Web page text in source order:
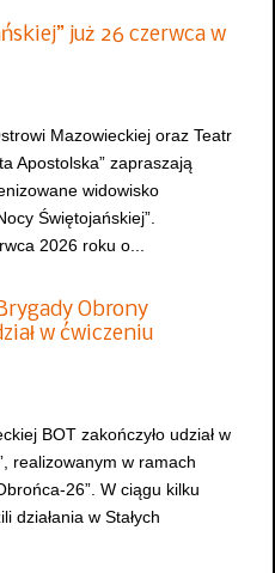
już 26 czerwca w
Mazowieckiej oraz Teatr
Apostolska” zapraszają
widowisko
Świętojańskiej”.
2026 roku o...
Obrony
w ćwiczeniu
BOT zakończyło udział w
realizowanym w ramach
26”. W ciągu kilku
działania w Stałych